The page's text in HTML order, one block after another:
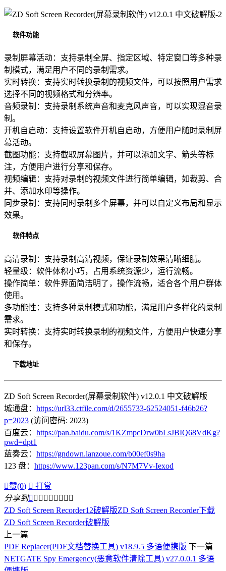
软件功能
录制屏幕活动：支持录制全屏、指定区域、特定窗口等多种录
制模式，满足用户不同的录制需求。
实时转换：支持实时转换录制的视频文件，可以按照用户需求
选择不同的视频格式和分辨率。
音频录制：支持录制系统声音和麦克风声音，可以实现混音录
制。
开机自启动：支持设置软件开机自启动，方便用户随时录制屏
幕活动。
截图功能：支持截取屏幕图片，并可以添加文字、箭头等标
注，方便用户进行分享和保存。
视频编辑：支持对录制的视频文件进行简单编辑，如裁剪、合
并、添加水印等操作。
同步录制：支持同时录制多个屏幕，并可以自定义布局和显示
效果。
软件特点
高清录制：支持录制高清视频，保证录制效果清晰细腻。
轻量级：软件体积小巧，占用系统资源少，运行流畅。
操作简单：软件界面简洁明了，操作流畅，适合各个用户群体
使用。
多功能性：支持多种录制模式和功能，满足用户多样化的录制
需求。
实时转换：支持实时转换录制的视频文件，方便用户快速分享
和保存。
下载地址
ZD Soft Screen Recorder(屏幕录制软件) v12.0.1 中文破解版
城通盘： https://url33.ctfile.com/d/2655733-62524051-f46b26?
p=2023 (访问密码: 2023)
百度云： https://pan.baidu.com/s/1KZmpcDrw0bLsJBIQ68VdKg?
pwd=dpt1
蓝奏云： https://gndown.lanzoue.com/b00ef0s9ha
123 盘： https://www.123pan.com/s/N7M7Vv-Iexod
赞(0)  打赏
分享到        
ZD Soft Screen Recorder12破解版ZD Soft Screen Recorder下载
ZD Soft Screen Recorder破解版
上一篇
PDF Replacer(PDF文档替换工具) v18.9.5 多语便携版 下一篇
NETGATE Spy Emergency(恶意软件清除工具) v27.0.0.1 多语